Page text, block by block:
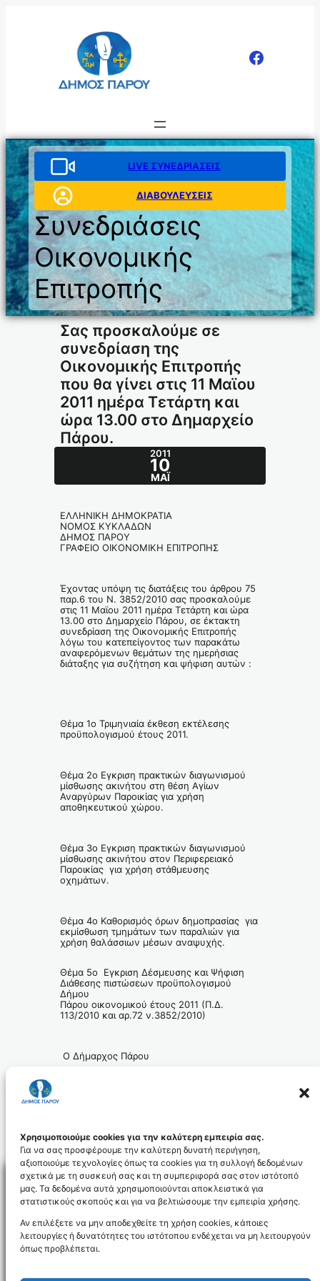
Χρησιμοποιούμε cookies για την καλύτερη εμπειρία σας.
Για να σας προσφέρουμε την καλύτερη δυνατή περιήγηση,
αξιοποιούμε τεχνολογίες όπως τα cookies για τη συλλογή δεδομένων
σχετικά με τη συσκευή σας και τη συμπεριφορά σας στον ιστότοπό
μας. Τα δεδομένα αυτά χρησιμοποιούνται αποκλειστικά για
στατιστικούς σκοπούς και για να βελτιώσουμε την εμπειρία χρήσης.
Αν επιλέξετε να μην αποδεχθείτε τη χρήση cookies, κάποιες
λειτουργίες ή δυνατότητες του ιστότοπου ενδέχεται να μη λειτουργούν
όπως προβλέπεται.
LIVE ΣΥΝΕΔΡΙΑΣΕΙΣ
ΔΙΑΒΟΥΛΕΥΣΕΙΣ
Συνεδριάσεις
Οικονομικής
Επιτροπής
Σας προσκαλούμε σε
συνεδρίαση της
Οικονομικής Επιτροπής
που θα γίνει στις 11 Μαϊου
2011 ημέρα Τετάρτη και
ώρα 13.00 στο Δημαρχείο
Πάρου.
2011
10
ΜΆΙ
ΕΛΛΗΝΙΚΗ ΔΗΜΟΚΡΑΤΙΑ
ΝΟΜΟΣ ΚΥΚΛΑΔΩΝ
ΔΗΜΟΣ ΠΑΡΟΥ
ΓΡΑΦΕΙΟ ΟΙΚΟΝΟΜΙΚΗ ΕΠΙΤΡΟΠΗΣ
Έχοντας υπόψη τις διατάξεις του άρθρου 75
παρ.6 του Ν. 3852/2010 σας προσκαλούμε
στις 11 Μαϊου 2011 ημέρα Τετάρτη και ώρα
13.00 στο Δημαρχείο Πάρου, σε έκτακτη
συνεδρίαση της Οικονομικής Επιτροπής
λόγω του κατεπείγοντος των παρακάτω
αναφερόμενων θεμάτων της ημερήσιας
διάταξης για συζήτηση και ψήφιση αυτών :
Θέμα 1ο Τριμηνιαία έκθεση εκτέλεσης
προϋπολογισμού έτους 2011.
Θέμα 2ο Εγκριση πρακτικών διαγωνισμού
μίσθωσης ακινήτου στη θέση Αγίων
Αναργύρων Παροικίας για χρήση
αποθηκευτικού χώρου.
Θέμα 3ο Εγκριση πρακτικών διαγωνισμού
μίσθωσης ακινήτου στον Περιφερειακό
Παροικίας για χρήση στάθμευσης
οχημάτων.
Θέμα 4ο Καθορισμός όρων δημοπρασίας για
εκμίσθωση τμημάτων των παραλιών για
χρήση θαλάσσιων μέσων αναψυχής.
Θέμα 5ο Εγκριση Δέσμευσης και Ψήφιση
Διάθεσης πιστώσεων προϋπολογισμού
Δήμου
Πάρου οικονομικού έτους 2011 (Π.Δ.
113/2010 και αρ.72 ν.3852/2010)
Ο Δήμαρχος Πάρου